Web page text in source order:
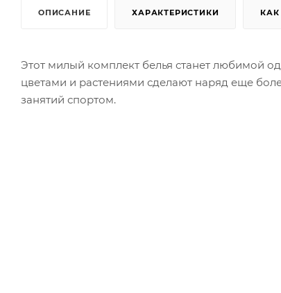
ОПИСАНИЕ ХАРАКТЕРИСТИКИ КАК
Этот милый комплект белья станет любимой
цветами и растениями сделают наряд еще
занятий спортом.